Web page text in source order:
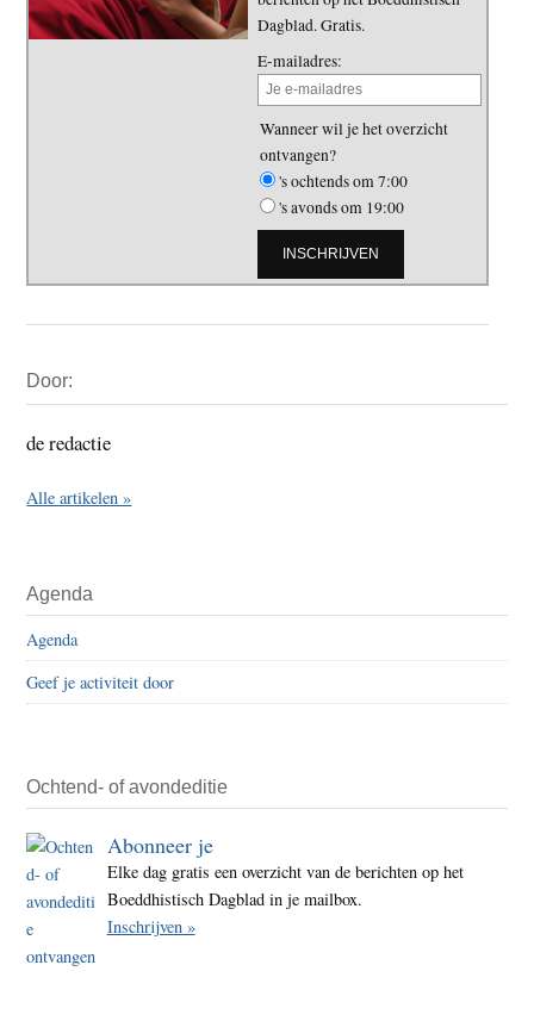
Dagblad. Gratis.
E-mailadres:
Wanneer wil je het overzicht
ontvangen?
's ochtends om 7:00
's avonds om 19:00
Sidebar
Door:
de redactie
Alle artikelen »
Agenda
Agenda
Geef je activiteit door
Ochtend- of avondeditie
Abonneer je
Elke dag gratis een overzicht van de berichten op het
Boeddhistisch Dagblad in je mailbox.
Inschrijven »